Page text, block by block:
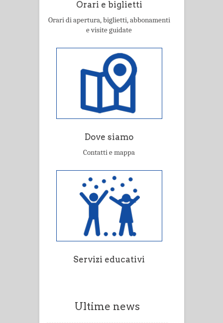
Orari e biglietti
Orari di apertura, biglietti, abbonamenti
e visite guidate
Dove siamo
Contatti e mappa
Servizi educativi
Ultime news